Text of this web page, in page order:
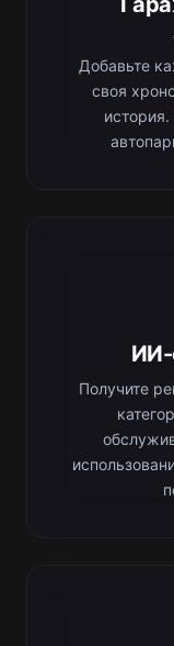
Добавьте
своя
ИИ-
Получите